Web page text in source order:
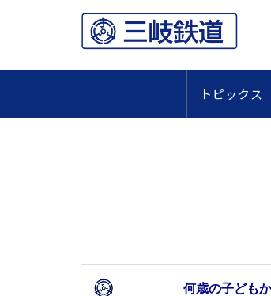
トピックス
何歳の子ども